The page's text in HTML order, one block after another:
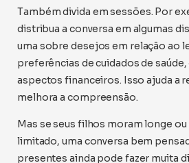
Também divida em sessões. Por
distribua a conversa em algumas
uma sobre desejos em relação ao
preferências de cuidados de saúde,
aspectos financeiros. Isso ajuda a
melhora a compreensão.
Mas se seus filhos moram longe
limitado, uma conversa bem
presentes ainda pode fazer muita